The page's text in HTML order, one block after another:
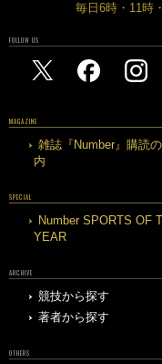
毎日6時・11時
FOLLOW US
MAGAZINE
雑誌『Number』購読
内
SPECIAL
Number SPORTS OF
YEAR
ARCHIVE
競技から探す
著者から探す
OTHERS